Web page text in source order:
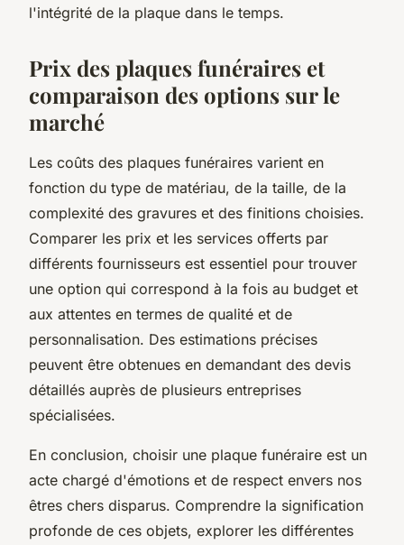
l'intégrité de la plaque dans le temps.
Prix des plaques funéraires et
comparaison des options sur le
marché
Les coûts des plaques funéraires varient en
fonction du type de matériau, de la taille, de la
complexité des gravures et des finitions choisies.
Comparer les prix et les services offerts par
différents fournisseurs est essentiel pour trouver
une option qui correspond à la fois au budget et
aux attentes en termes de qualité et de
personnalisation. Des estimations précises
peuvent être obtenues en demandant des devis
détaillés auprès de plusieurs entreprises
spécialisées.
En conclusion, choisir une plaque funéraire est un
acte chargé d'émotions et de respect envers nos
êtres chers disparus. Comprendre la signification
profonde de ces objets, explorer les différentes